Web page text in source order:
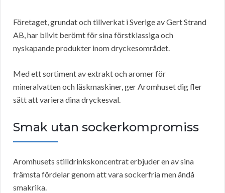
Företaget, grundat och tillverkat i Sverige av Gert Strand
AB, har blivit berömt för sina förstklassiga och
nyskapande produkter inom dryckesområdet.
Med ett sortiment av extrakt och aromer för
mineralvatten och läskmaskiner, ger Aromhuset dig fler
sätt att variera dina dryckesval.
Smak utan sockerkompromiss
Aromhusets stilldrinkskoncentrat erbjuder en av sina
främsta fördelar genom att vara sockerfria men ändå
smakrika.